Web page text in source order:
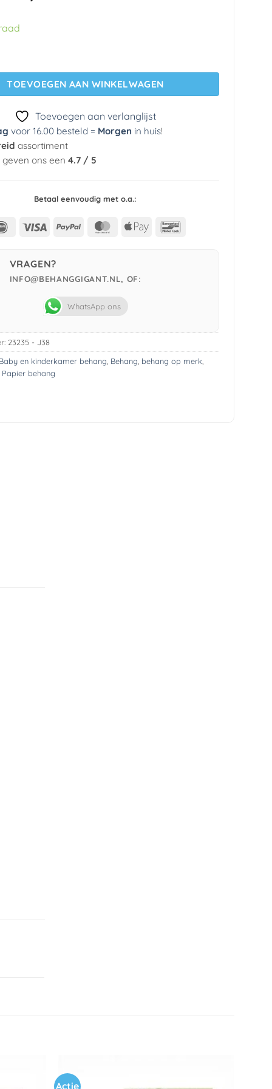
prijs
was:
€ 29,95.
23235 Cozz Kidz aantal
TOEVOEGEN AAN WINKELWAGEN
Toevoegen aan verlanglijst
voor 16.00 besteld = Morgen in huis!
assortiment
ons een 4.7 / 5
Betaal eenvoudig met o.a.:
IDeal Visa PayPal MasterCard
Apple
VRAGEN?
INFO@BEHANGGIGANT.NL, OF:
WhatsApp ons
23235 - J38
Baby en kinderkamer behang Behang behang op merk
Papier behang
Actie